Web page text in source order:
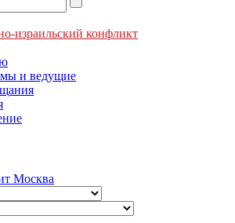
израильский конфликт
и ведущие
Москва